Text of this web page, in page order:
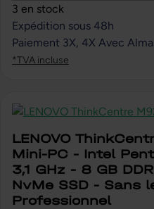
Note moyenne de 0 sur 5
3 en stock
Expédition sous 48h
Paiement 3X, 4X Avec Alma
*TVA incluse
LENOVO
Mini-PC - Intel
3,1 GHz - 8 GB
NvMe SSD - Sans
Professionnel